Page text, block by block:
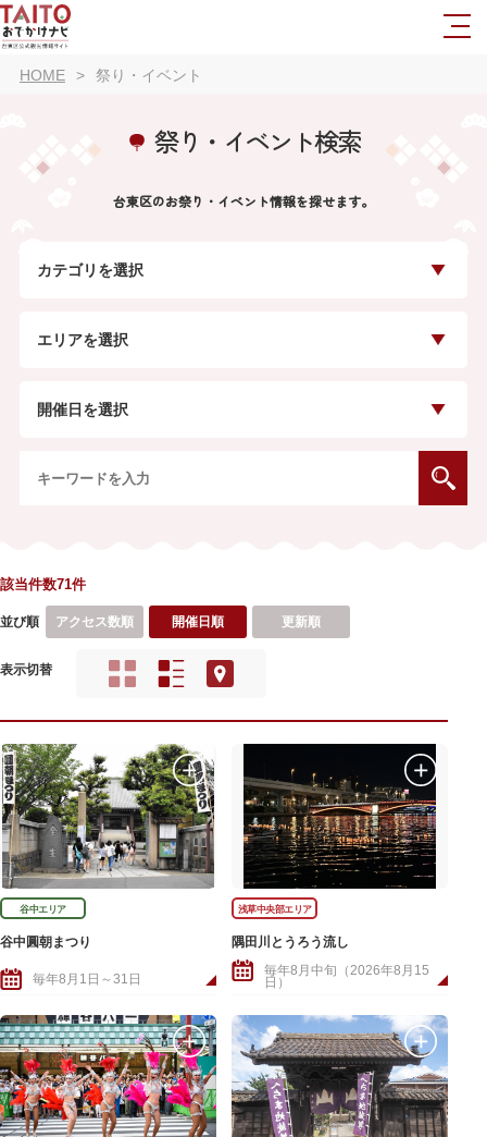
HOME 祭り・イベント
祭り・イベント検索
台東区のお祭り・イベント情報を探せます。
カテゴリを選択
エリアを選択
開催日を選択
該当件数71件
並び順 アクセス数順 開催日順 更新順
表示切替
谷中エリア
谷中圓朝まつり
毎年8月1日～31日
浅草中央部エリア
隅田川とうろう流し
毎年8月中旬（2026年8月15
日）